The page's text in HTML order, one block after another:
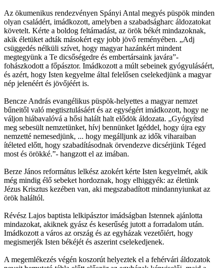
Az ökumenikus rendezvényen Spányi Antal megyés püspök minden
olyan családért, imádkozott, amelyben a szabadságharc áldozatokat
követelt. Kérte a boldog feltámadást, az örök békét mindazoknak,
akik életüket adták másokért egy jobb jövő reményében. „Adj
csüggedés nélküli szívet, hogy magyar hazánkért mindent
megtegyünk a Te dicsőségedre és embertársaink javára”-
fohászkodott a főpásztor. Imádkozott a múlt sebeinek gyógyulásáért,
és azért, hogy Isten kegyelme által felelősen cselekedjünk a magyar
nép jelenéért és jövőjéért is.
Bencze András evangélikus püspök-helyettes a magyar nemzet
bűneitől való megtisztulásáért és az egységért imádkozott, hogy ne
váljon hiábavalóvá a hősi halált halt elődök áldozata. „Gyógyítsd
meg sebesült nemzetünket, hívj bennünket Igéddel, hogy újra egy
nemzetté nemesedjünk, ... hogy megálljunk az idők viharaiban
ítéleted előtt, hogy szabadításodnak örvendezve dicsérjünk Téged
most és örökké.”- hangzott el az imában.
Berze János református lelkész azokért kérte Isten kegyelmét, akik
még mindig élő sebeket hordoznak, hogy elhiggyék: az életünk
Jézus Krisztus kezében van, aki megszabadított mindannyiunkat az
örök haláltól.
Révész Lajos baptista lelkipásztor imádságban Istennek ajánlotta
mindazokat, akiknek gyász és keserűség jutott a forradalom után.
Imádkozott a város az ország és az egyházak vezetőiért, hogy
megismerjék Isten békéjét és aszerint cselekedjenek.
A megemlékezés végén koszorút helyeztek el a fehérvári áldozatok